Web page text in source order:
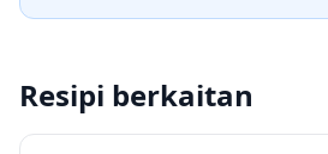
Resipi berkaitan